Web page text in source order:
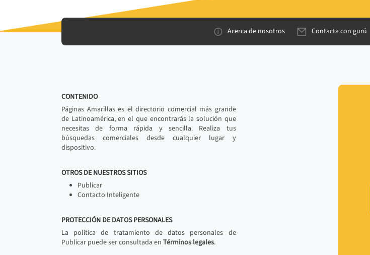
Acerca de nosotros Contacta con gurú
CONTENIDO
Páginas Amarillas es el directorio comercial más grande
de Latinoamérica, en el que encontrarás la solución que
necesitas de forma rápida y sencilla. Realiza tus
búsquedas comerciales desde cualquier lugar y
dispositivo.
OTROS DE NUESTROS SITIOS
Publicar
Contacto Inteligente
PROTECCIÓN DE DATOS PERSONALES
La política de tratamiento de datos personales de
Publicar puede ser consultada en Términos legales.